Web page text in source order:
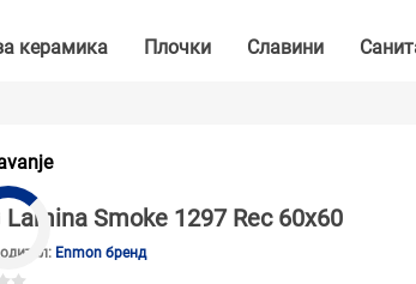
керамика Плочки Славини
Lamina Smoke 1297 Rec 60x60
Enmon бренд